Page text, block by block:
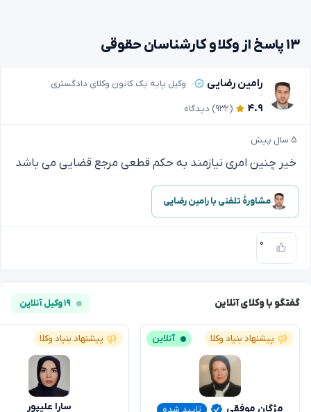
۱۳ پاسخ از وکلا و کارشناسان حقوقی
رامین رضایی وکیل پایه یک کانون وکلای دادگستری
۴.۹ (۹۳۲) دیدگاه
۵ سال پیش
خیر چنین امری نیازمند به حکم قطعی مرجع قضایی می باشد
مشاورهٔ تلفنی با رامین رضایی
۰
گفتگو با وکلای آنلاین ۱۹ وکیل آنلاین
پیشنهاد بنیاد وکلا آنلاین
مژگان موفقی تایید شده
پیشنهاد بنیاد وکلا
سارا علیپور